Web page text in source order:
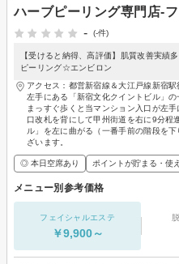
ハーブピーリング専門店-
-
(-件)
【受けると納得、高評価】肌質改善実績
ピーリング☆エンビロン
アクセス：都営新宿線＆大江戸線新宿
左手にある「新宿文化クイントビル」
まっすぐ歩くと当マンション入口が左
口改札を背にして甲州街道を右に9分程
ル」を左に曲がる（一番手前の階段を
ざいます。
◎ 本日空席あり ポイントが貯まる・使
メニュー別参考価格
フェイシャルエステ
￥9,900～